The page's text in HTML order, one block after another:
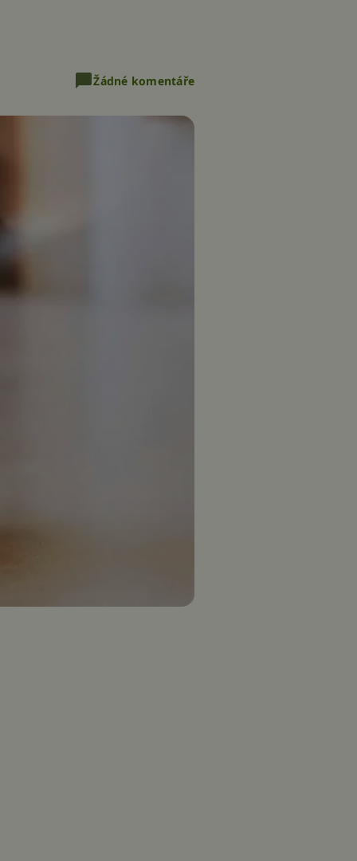
Žádné komentáře